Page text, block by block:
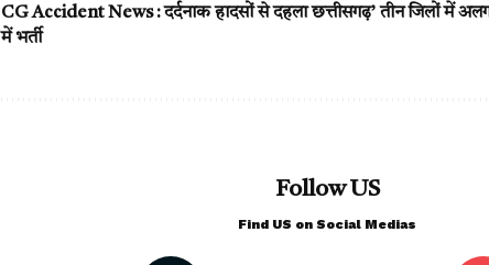
CG Accident News : दर्दनाक हादसों से दहला छत्तीसगढ़’ तीन जिलों में
में भर्ती
Follow US
Find US on Social Medias